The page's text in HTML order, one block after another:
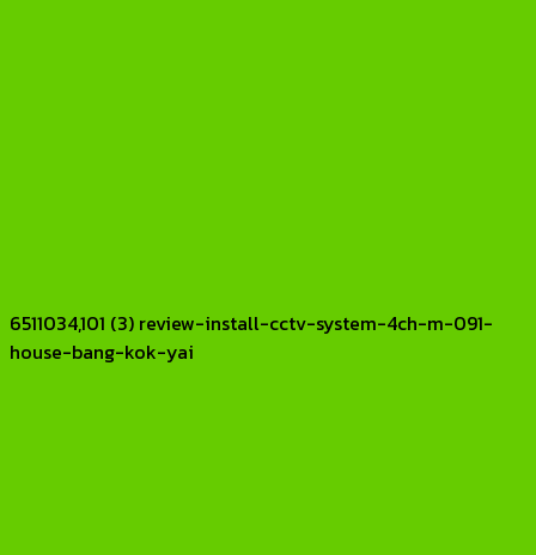
6511034,101 (3) review-install-cctv-system-4ch-m-091-
house-bang-kok-yai